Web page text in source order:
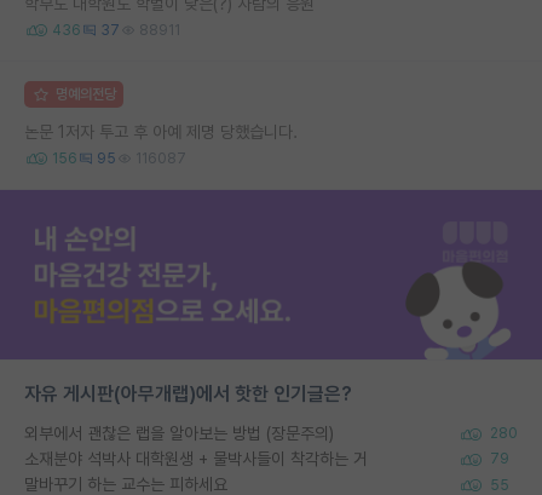
436 37 88911
명예의전당
논문 1저자 투고 후 아예 제명 당했습니다.
156 95 116087
자유 게시판(아무개랩)에서 핫한 인기글은?
외부에서 괜찮은 랩을 알아보는 방법 (장문주의) 280
소재분야 석박사 대학원생 + 물박사들이 착각하는 거 79
말바꾸기 하는 교수는 피하세요 55